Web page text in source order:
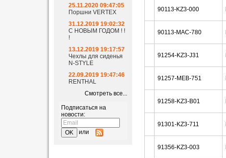
25.11.2020 09:47:05
Поршни VERTEX
31.12.2019 19:02:32
С НОВЫМ ГОДОМ ! !
!
13.12.2019 19:17:57
Чехлы для сиденья
N-STYLE
22.09.2019 19:47:46
RENTHAL
Смотреть все...
Подписаться на
новости:
или
90113-KZ3-000
90113-MAC-780
91254-KZ3-J31
91257-MEB-751
91258-KZ3-B01
91301-KZ3-711
91356-KZ3-003